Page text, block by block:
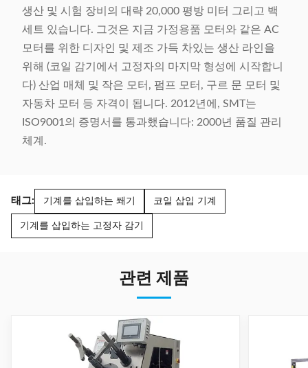
생산 및 시험 장비의 대략 20,000 평방 미터 그리고 백
세트 있습니다. 그것은 지금 가정용품 모터와 같은 AC
모터를 위한 디자인 및 제조 가득 차있는 생산 라인을
위해 (코일 감기에서 고정자의 마지막 형성에 시작합니
다) 산업 매체 및 작은 모터, 펌프 모터, 구르 문 모터 및
자동차 모터 등 자격이 됩니다. 2012년에, SMT는
ISO9001의 증명서를 통과했습니다: 2000년 품질 관리
체계.
태그: 기계를 삽입하는 쐐기 코일 삽입 기계
기계를 삽입하는 고정자 감기
관련 제품